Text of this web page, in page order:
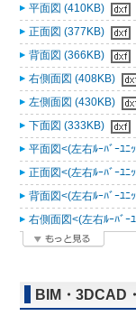
平面図 (410KB)
正面図 (377KB)
背面図 (366KB)
右側面図 (408KB)
左側面図 (430KB)
下面図 (333KB)
平面図<(左右ﾙｰﾊﾞｰﾕﾆ
正面図<(左右ﾙｰﾊﾞｰﾕﾆ
背面図<(左右ﾙｰﾊﾞｰﾕﾆ
右側面図<(左右ﾙｰﾊﾞｰ
BIM・3DCAD